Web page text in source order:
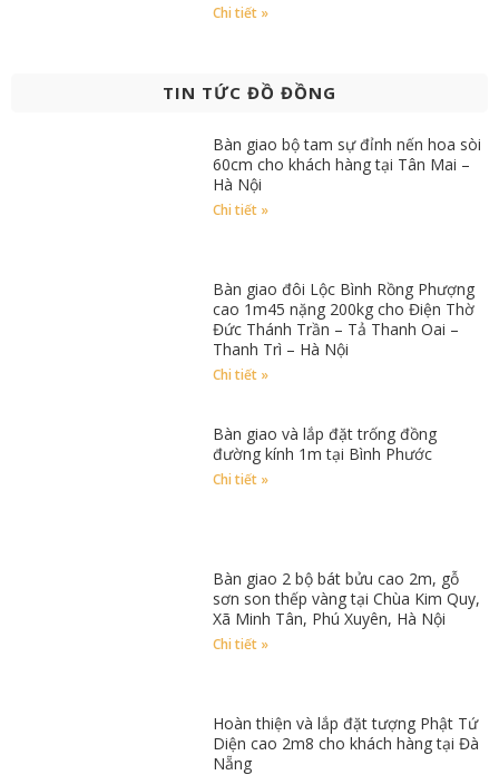
Chi tiết »
TIN TỨC ĐỒ ĐỒNG
Bàn giao bộ tam sự đỉnh nến hoa sòi
60cm cho khách hàng tại Tân Mai –
Hà Nội
Chi tiết »
Bàn giao đôi Lộc Bình Rồng Phượng
cao 1m45 nặng 200kg cho Điện Thờ
Đức Thánh Trần – Tả Thanh Oai –
Thanh Trì – Hà Nội
Chi tiết »
Bàn giao và lắp đặt trống đồng
đường kính 1m tại Bình Phước
Chi tiết »
Bàn giao 2 bộ bát bửu cao 2m, gỗ
sơn son thếp vàng tại Chùa Kim Quy,
Xã Minh Tân, Phú Xuyên, Hà Nội
Chi tiết »
Hoàn thiện và lắp đặt tượng Phật Tứ
Diện cao 2m8 cho khách hàng tại Đà
Nẵng